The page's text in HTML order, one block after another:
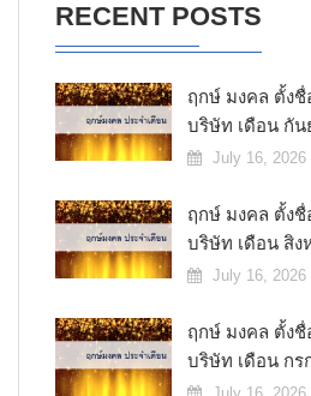
RECENT POSTS
ฤกษ์ มงคล ตั้งชื่
บริษัท เดือน กัน
July 16, 2026
ฤกษ์ มงคล ตั้งชื่
บริษัท เดือน สิง
July 16, 2026
ฤกษ์ มงคล ตั้งชื่
บริษัท เดือน กร